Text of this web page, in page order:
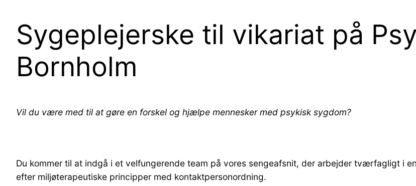
Sygeplejerske til vikariat på
Bornholm
Vil du være med til at gøre en forskel og hjælpe mennesker med psykisk sygdom?
Du kommer til at indgå i et velfungerende team på vores sengeafsnit, der arbejder tværfagligt i
efter miljøterapeutiske principper med kontaktpersonordning.